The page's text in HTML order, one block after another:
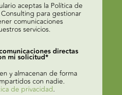
aceptas la Política de
para gestionar
comunicaciones
servicios.
directas
mi solicitud*
y almacenan de forma
con nadie.
de privacidad.